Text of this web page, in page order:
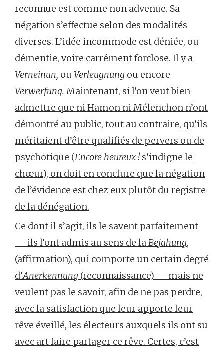
reconnue est comme non advenue. Sa
négation s’effectue selon des modalités
diverses. L’idée incommode est déniée, ou
démentie, voire carrément forclose. Il y a
Verneinun, ou Verleugnung ou encore
Verwerfung. Maintenant, si l’on veut bien
admettre que ni Hamon ni Mélenchon n’ont
démontré au public, tout au contraire, qu’ils
méritaient d’être qualifiés de pervers ou de
psychotique (Encore heureux !s’indigne le
chœur), on doit en conclure que la négation
de l’évidence est chez eux plutôt du registre
de la dénégation.
Ce dont il s’agit, ils le savent parfaitement
— ils l’ont admis au sens de laBejahung,
(affirmation), qui comporte un certain degré
d’Anerkennung (reconnaissance) — mais ne
veulent pas le savoir, afin de ne pas perdre,
avec la satisfaction que leur apporte leur
rêve éveillé, les électeurs auxquels ils ont su
avec art faire partager ce rêve. Certes, c’est